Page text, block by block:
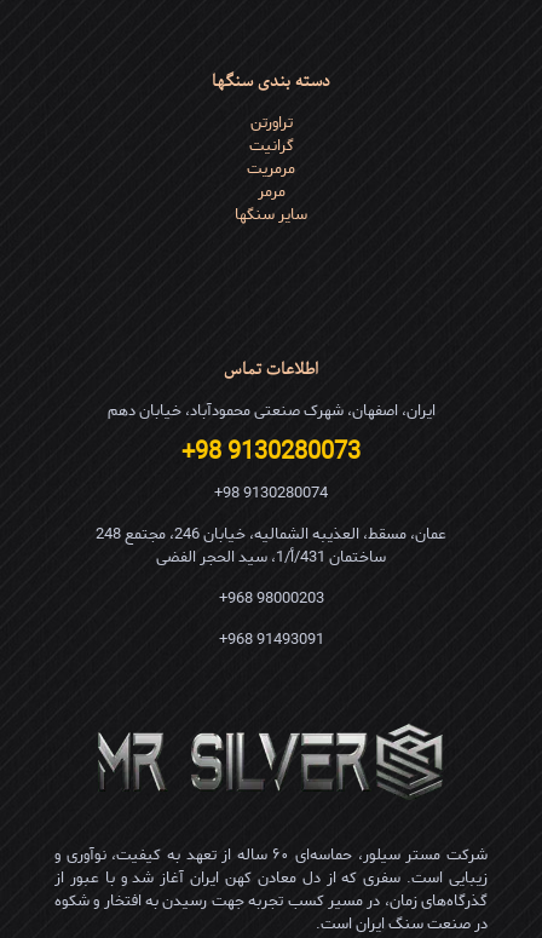
دسته بندی سنگها
تراورتن
گرانیت
مرمریت
مرمر
سایر سنگها
اطلاعات تماس
ایران، اصفهان، شهرک صنعتی محمودآباد، خیابان دهم
9130280073 98+
9130280074 98+
عمان، مسقط، العذیبه الشمالیه، خیابان 246، مجتمع 248
ساختمان 431/أ/1، سید الحجر الفضی
98000203 968+
91493091 968+
شرکت مستر سیلور، حماسه‌ای ۶۰ ساله از تعهد به کیفیت، نوآوری و
زیبایی است. سفری که از دل معادن کهن ایران آغاز شد و با عبور از
گذرگاه‌های زمان، در مسیر کسب تجربه جهت رسیدن به افتخار و شکوه
در صنعت سنگ ایران است.